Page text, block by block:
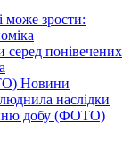
може зрости:
понівечених
Новини
наслідки
добу (ФОТО)